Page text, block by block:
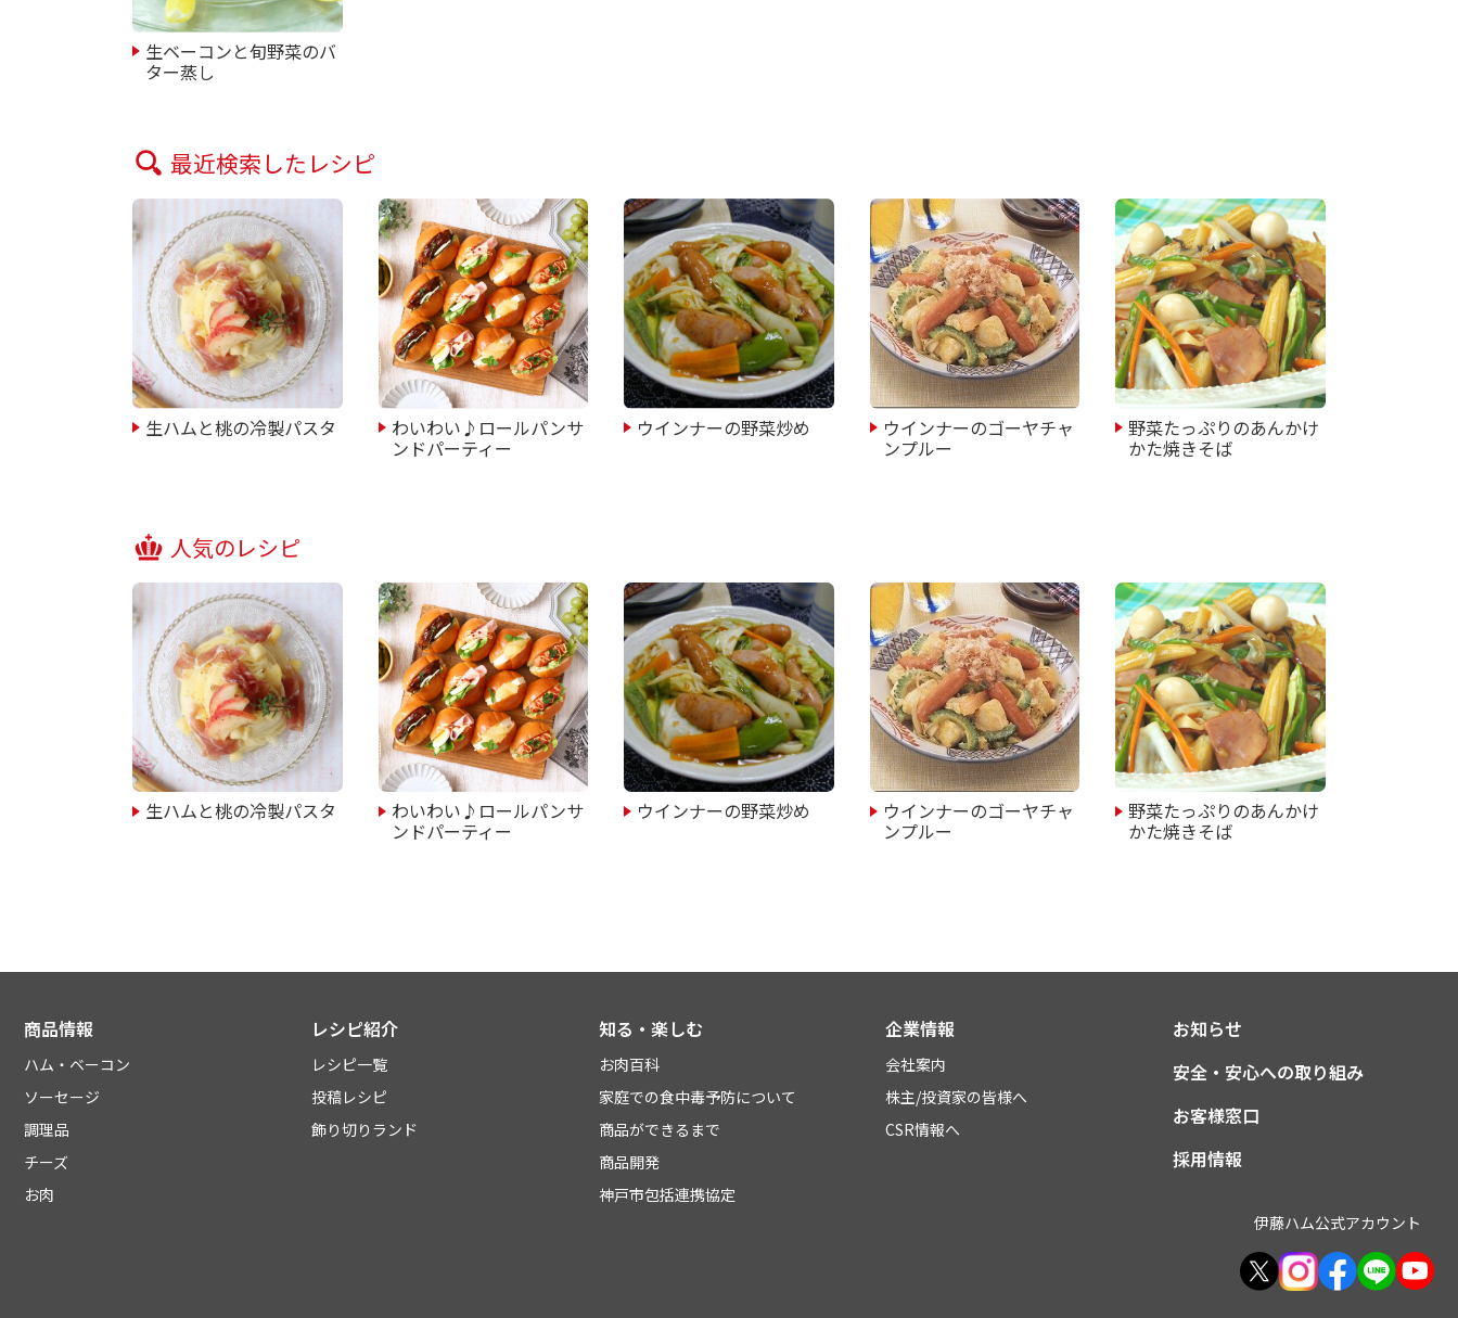
生ベーコンと旬野菜のバ
ター蒸し
最近検索したレシピ
生ハムと桃の冷製パスタ わいわい♪ロールパンサ
ンドパーティー
ウインナーの野菜炒め ウインナーのゴーヤチャ
ンプルー
野菜たっぷりのあんかけ
かた焼きそば
人気のレシピ
生ハムと桃の冷製パスタ わいわい♪ロールパンサ
ンドパーティー
ウインナーの野菜炒め ウインナーのゴーヤチャ
ンプルー
野菜たっぷりのあんかけ
かた焼きそば
商品情報
ハム・ベーコン
ソーセージ
調理品
チーズ
お肉
レシピ紹介
レシピ一覧
投稿レシピ
飾り切りランド
知る・楽しむ
お肉百科
家庭での食中毒予防について
商品ができるまで
商品開発
神戸市包括連携協定
企業情報
会社案内
株主/投資家の皆様へ
CSR情報へ
お知らせ
安全・安心への取り組み
お客様窓口
採用情報
伊藤ハム公式アカウント